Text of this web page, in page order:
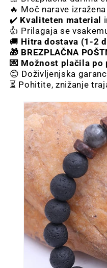
🔥 Moč narave
✔️ Kvaliteten material
👍 Prilagaja se
🚚 Hitra dostava (1-2
🎁 BREZPLAČNA
💌 Možnost plačila po
😊 Doživljenjska
⏳ Pohitite, znižanje